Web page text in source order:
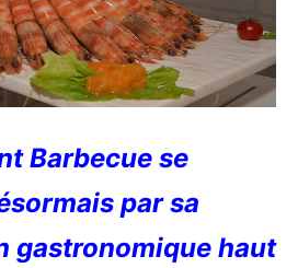
Barbecue se
par sa
gastronomique haut